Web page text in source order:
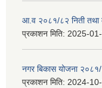
आ.व २०८१/८२ निती तथा
प्रकाशन मिति: 2025-
नगर बिकास योजना
प्रकाशन मिति: 2024-